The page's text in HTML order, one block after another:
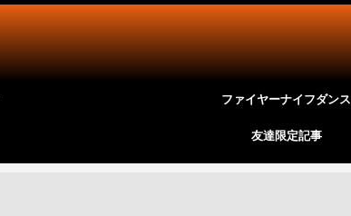
ファイヤーナイフダンス
友達限定記事